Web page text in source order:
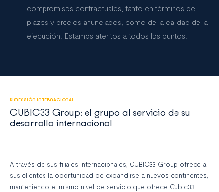
compromisos contractuales, tanto en términos de
plazos y precios anunciados, como de la calidad de la
ejecución. Estamos atentos a todos los puntos.
DIMENSIÓN INTERNACIONAL
CUBIC33 Group: el grupo al servicio de su
desarrollo internacional
A través de sus filiales internacionales, CUBIC33 Group ofrece a
sus clientes la oportunidad de expandirse a nuevos continentes,
manteniendo el mismo nivel de servicio que ofrece Cubic33